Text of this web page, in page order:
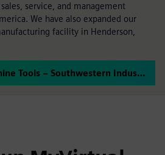
service, and management
We have also expanded our
facility in Henderson,
Descubre TRAK Machine Tools – Southwestern Industries